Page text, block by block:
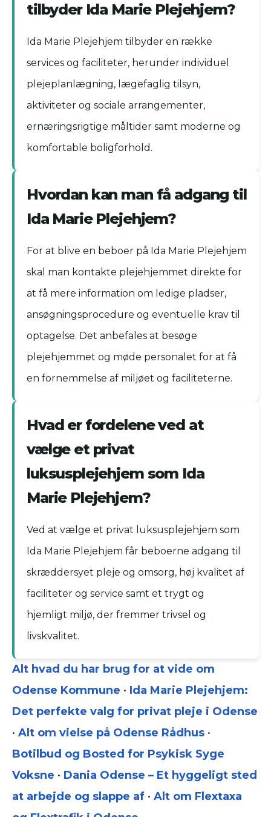
tilbyder Ida Marie Plejehjem?
Ida Marie Plejehjem tilbyder en række
services og faciliteter, herunder individuel
plejeplanlægning, lægefaglig tilsyn,
aktiviteter og sociale arrangementer,
ernæringsrigtige måltider samt moderne og
komfortable boligforhold.
Hvordan kan man få adgang til
Ida Marie Plejehjem?
For at blive en beboer på Ida Marie Plejehjem
skal man kontakte plejehjemmet direkte for
at få mere information om ledige pladser,
ansøgningsprocedure og eventuelle krav til
optagelse. Det anbefales at besøge
plejehjemmet og møde personalet for at få
en fornemmelse af miljøet og faciliteterne.
Hvad er fordelene ved at
vælge et privat
luksusplejehjem som Ida
Marie Plejehjem?
Ved at vælge et privat luksusplejehjem som
Ida Marie Plejehjem får beboerne adgang til
skræddersyet pleje og omsorg, høj kvalitet af
faciliteter og service samt et trygt og
hjemligt miljø, der fremmer trivsel og
livskvalitet.
Alt hvad du har brug for at vide om
Odense Kommune • Ida Marie Plejehjem:
Det perfekte valg for privat pleje i Odense
• Alt om vielse på Odense Rådhus •
Botilbud og Bosted for Psykisk Syge
Voksne • Dania Odense – Et hyggeligt sted
at arbejde og slappe af • Alt om Flextaxa